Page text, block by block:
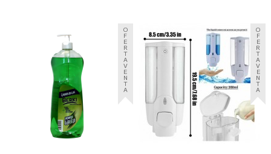
O
F
E
R
T
A
V
E
N
T
A
O
F
E
R
T
A
V
E
N
T
A